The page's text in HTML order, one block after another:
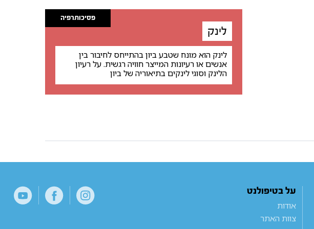
פסיכותרפיה
לינק
לינק הוא מונח שטבע ביון בהתייחס לחיבור בין
אנשים או רעיונות המייצר חוויה רגשית. על רעיון
הלינק וסוגי לינקים בתיאוריה של ביון
על בטיפולנט
אודות
צוות האתר